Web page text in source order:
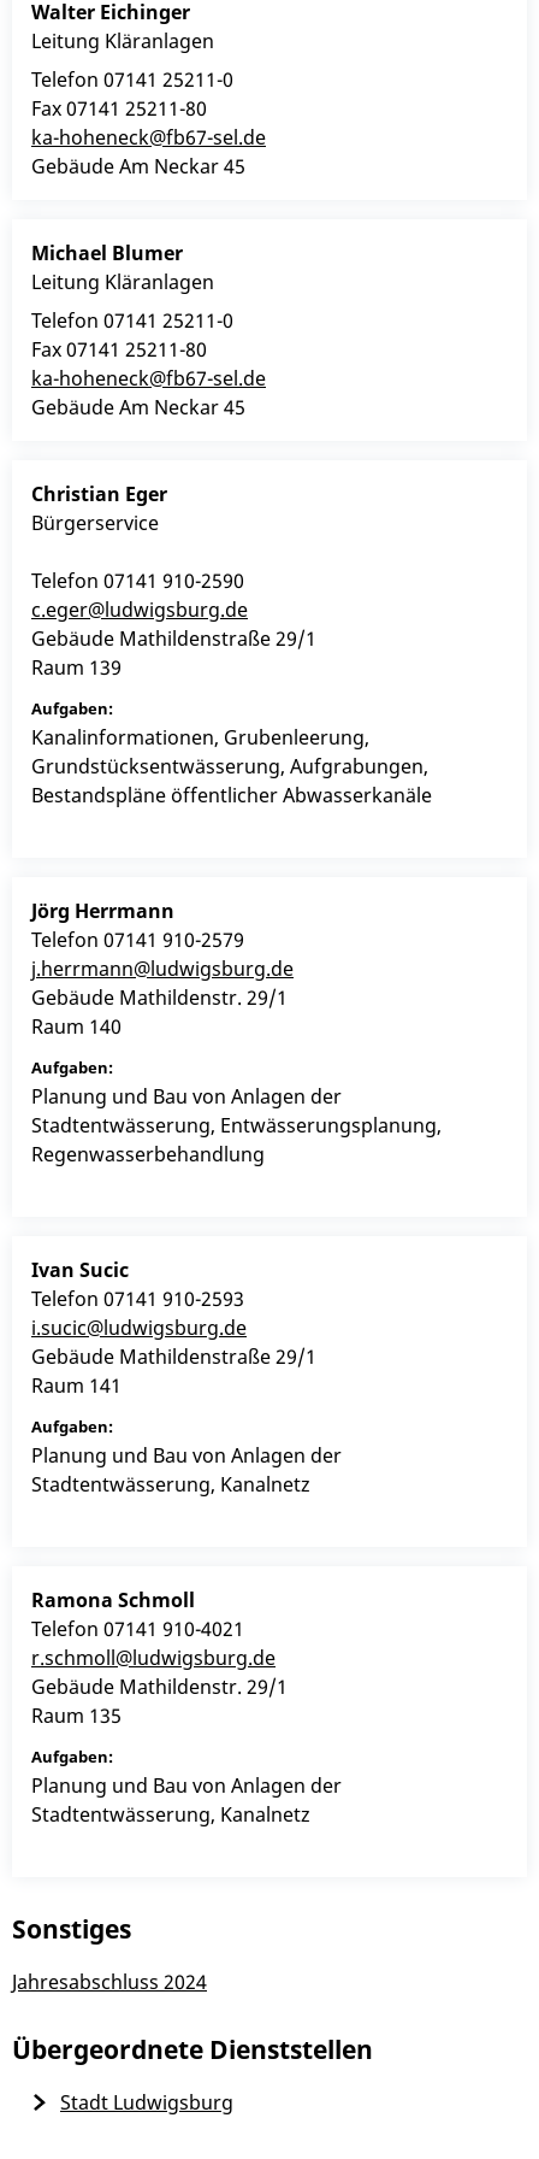
Walter Eichinger
Leitung Kläranlagen
Telefon 07141 25211-0
Fax07141 25211-80
ka-hoheneck@fb67-sel.de
GebäudeAm Neckar 45
Michael Blumer
Leitung Kläranlagen
Telefon 07141 25211-0
Fax07141 25211-80
ka-hoheneck@fb67-sel.de
GebäudeAm Neckar 45
Christian Eger
Bürgerservice
Telefon 07141 910-2590
c.eger@ludwigsburg.de
Gebäude Mathildenstraße 29/1
Raum 139
Kanalinformationen, Grubenleerung,
Grundstücksentwässerung, Aufgrabungen,
Bestandspläne öffentlicher Abwasserkanäle
Jörg Herrmann
Telefon 07141 910-2579
j.herrmann@ludwigsburg.de
Gebäude Mathildenstr. 29/1
Raum 140
Planung und Bau von Anlagen der
Stadtentwässerung, Entwässerungsplanung,
Regenwasserbehandlung
Ivan Sucic
Telefon 07141 910-2593
i.sucic@ludwigsburg.de
Gebäude Mathildenstraße 29/1
Raum 141
Planung und Bau von Anlagen der
Stadtentwässerung, Kanalnetz
Ramona Schmoll
Telefon 07141 910-4021
r.schmoll@ludwigsburg.de
Gebäude Mathildenstr. 29/1
Raum 135
Planung und Bau von Anlagen der
Stadtentwässerung, Kanalnetz
Sonstiges
Jahresabschluss 2024
Übergeordnete Dienststellen
Stadt Ludwigsburg